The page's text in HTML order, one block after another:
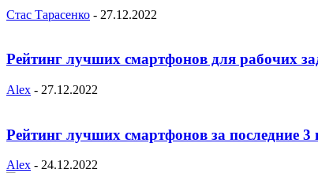
Стас Тарасенко - 27.12.2022
Рейтинг лучших смартфонов для рабочих
Alex - 27.12.2022
Рейтинг лучших смартфонов за последние 3
Alex - 24.12.2022